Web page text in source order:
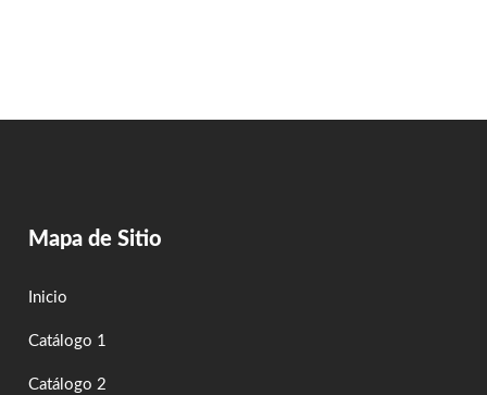
Mapa de Sitio
Inicio
Catálogo 1
Catálogo 2